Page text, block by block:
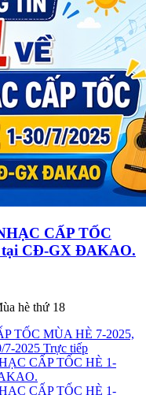
CẤP TỐC
tại CĐ-GX ĐAKAO.
hè thứ 18
TỐC MÙA HÈ 7-2025,
7-2025 Trực tiếp
CẤP TỐC HÈ 1-
CẤP TỐC HÈ 1-